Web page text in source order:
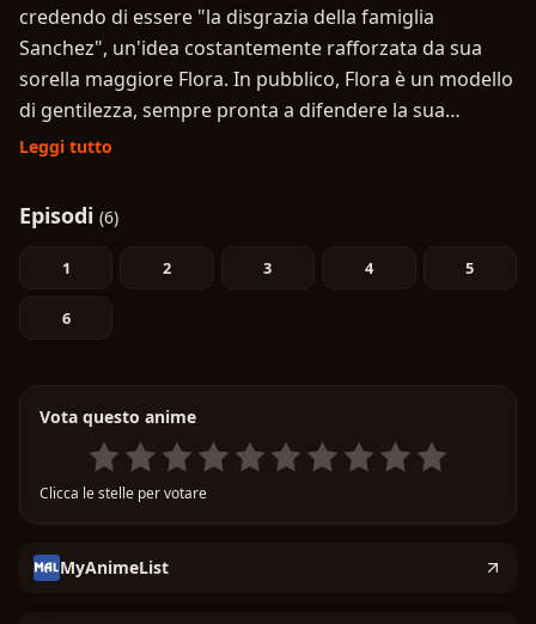
credendo di essere "la disgrazia della famiglia
Sanchez", un'idea costantemente rafforzata da sua
sorella maggiore Flora. In pubblico, Flora è un modello
di gentilezza, sempre pronta a difendere la sua
sorellina, ma, a porte chiuse, insulta Carolina,
fini. Quando Carolina viene mandata nel vicino Impero
Malcosiano per un matrimonio politico con il principe
Edward Ruby Martinez, si aspetta di deludere le
sua grande sorpresa, il futuro marito e i nuovi suoceri
di consorte imperiale?
Leggi tutto
Episodi (6)
1 2 3 4 5
6
Vota questo anime
Clicca le stelle per votare
MyAnimeList